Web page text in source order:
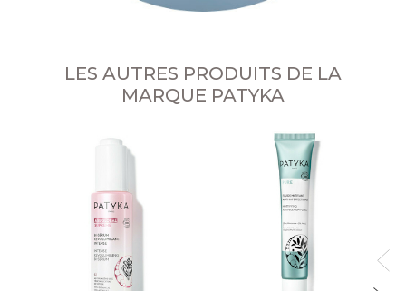
LES AUTRES PRODUITS DE LA
MARQUE PATYKA